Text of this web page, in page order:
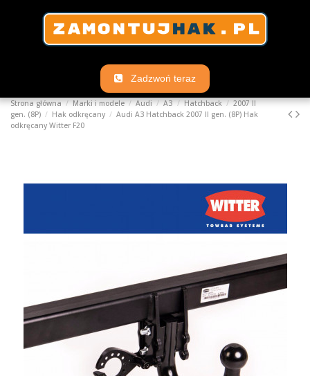
Zadzwoń teraz
Strona główna Marki i modele Audi A3 Hatchback
2007 II
gen. (8P)
Hak odkręcany
Audi A3 Hatchback 2007 II gen. (8P) Hak
odkręcany Witter F20